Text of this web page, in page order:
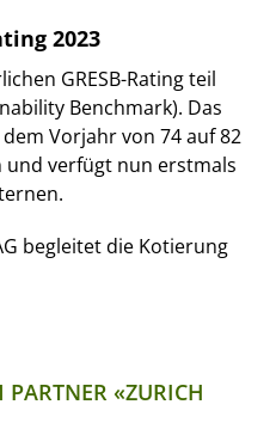
2023
GRESB-Rating teil
Benchmark). Das
Vorjahr von 74 auf 82
und verfügt nun erstmals
begleitet die Kotierung
PARTNER «ZURICH